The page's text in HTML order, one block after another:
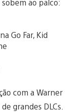
ao palco:
Go Far, Kid
com a Warner
grandes DLCs.